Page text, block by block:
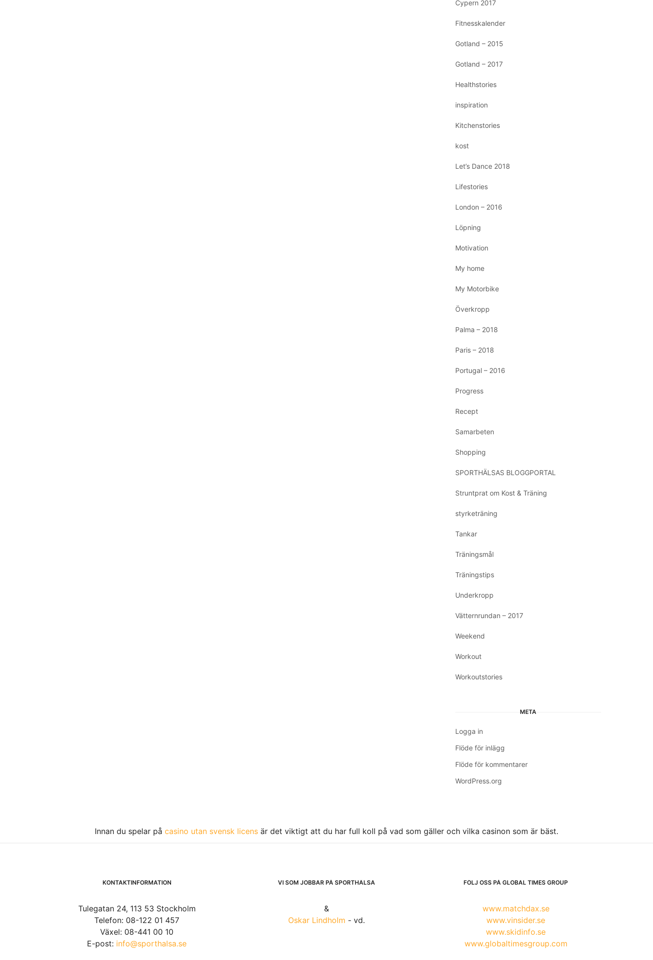
Cypern 2017
Fitnesskalender
Gotland – 2015
Gotland – 2017
Healthstories
inspiration
Kitchenstories
kost
Let’s Dance 2018
Lifestories
London – 2016
Löpning
Motivation
My home
My Motorbike
Överkropp
Palma – 2018
Paris – 2018
Portugal – 2016
Progress
Recept
Samarbeten
Shopping
SPORTHÄLSAS BLOGGPORTAL
Struntprat om Kost & Träning
styrketräning
Tankar
Träningsmål
Träningstips
Underkropp
Vätternrundan – 2017
Weekend
Workout
Workoutstories
META
Logga in
Flöde för inlägg
Flöde för kommentarer
WordPress.org
Innan du spelar på casino utan svensk licens är det viktigt att du har full koll på vad som gäller och vilka casinon som är bäst.
KONTAKTINFORMATION
Tulegatan 24, 113 53 Stockholm
Telefon: 08-122 01 457
Växel: 08-441 00 10
E-post: info@sporthalsa.se
VI SOM JOBBAR PÅ SPORTHÄLSA
&
Oskar Lindholm - vd.
FÖLJ OSS PÅ GLOBAL TIMES GROUP
www.matchdax.se
www.vinsider.se
www.skidinfo.se
www.globaltimesgroup.com